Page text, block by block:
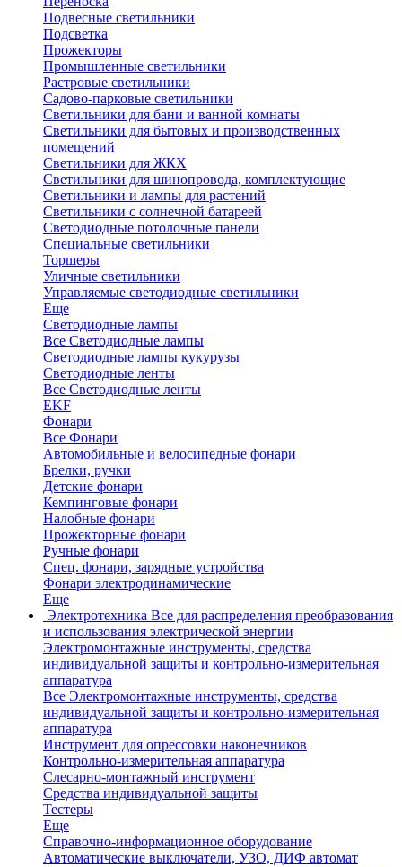
Подвесные светильники
Подсветка
Прожекторы
Промышленные светильники
Растровые светильники
Садово-парковые светильники
Светильники для бани и ванной комнаты
Светильники для бытовых и производственных
помещений
Светильники для ЖКХ
Светильники для шинопровода, комплектующие
Светильники и лампы для растений
Светильники с солнечной батареей
Светодиодные потолочные панели
Специальные светильники
Торшеры
Уличные светильники
Управляемые светодиодные светильники
Еще
Светодиодные лампы
Все Светодиодные лампы
Светодиодные лампы кукурузы
Светодиодные ленты
Все Светодиодные ленты
EKF
Фонари
Все Фонари
Автомобильные и велосипедные фонари
Брелки, ручки
Детские фонари
Кемпинговые фонари
Налобные фонари
Прожекторные фонари
Ручные фонари
Спец. фонари, зарядные устройства
Фонари электродинамические
Еще
Электротехника Все для распределения преобразования
и использования электрической энергии
Электромонтажные инструменты, средства
индивидуальной защиты и контрольно-измерительная
аппаратура
Все Электромонтажные инструменты, средства
индивидуальной защиты и контрольно-измерительная
аппаратура
Инструмент для опрессовки наконечников
Контрольно-измерительная аппаратура
Слесарно-монтажный инструмент
Средства индивидуальной защиты
Тестеры
Еще
Справочно-информационное оборудование
Автоматические выключатели, УЗО, ДИФ автомат